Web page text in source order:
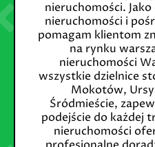
nieruchomości.
nieruchomości i
pomagam klientom
na rynku
nieruchomości
wszystkie dzielnice
Mokotów,
Śródmieście,
podejście do każdej
nieruchomości